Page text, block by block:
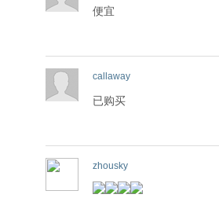
便宜
callaway
已购买
zhousky